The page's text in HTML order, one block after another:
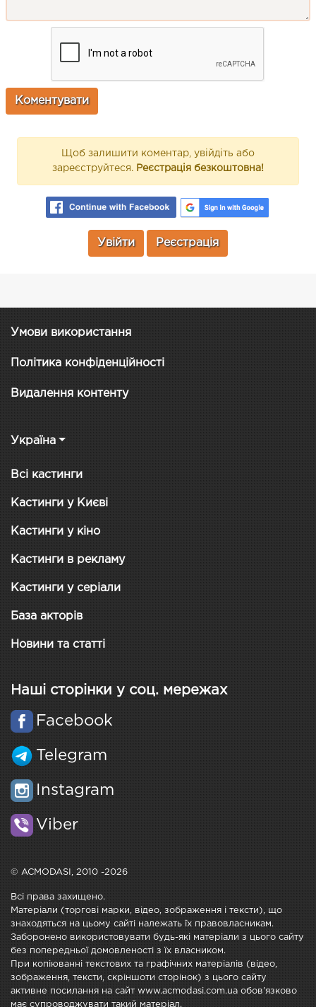
Щоб залишити коментар, увійдіть або
зареєструйтеся. Реєстрація безкоштовна!
Увійти Реєстрація
Умови використання
Політика конфіденційності
Видалення контенту
Україна
Всі кастинги
Кастинги у Києві
Кастинги у кіно
Кастинги в рекламу
Кастинги у серіали
База акторів
Новини та статті
Наші сторінки у соц. мережах
Facebook
Telegram
Instagram
Viber
© ACMODASI, 2010 -2026
Всі права захищено.
Матеріали (торгові марки, відео, зображення і тексти), що
знаходяться на цьому сайті належать їх правовласникам.
Заборонено використовувати будь-які матеріали з цього сайту
без попередньої домовленості з їх власником.
При копіюванні текстових та графічних матеріалів (відео,
зображення, тексти, скріншоти сторінок) з цього сайту
активне посилання на сайт www.acmodasi.com.ua обов'язково
має супроводжувати такий матеріал.